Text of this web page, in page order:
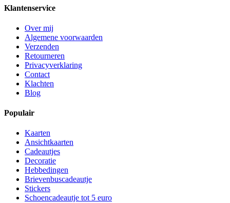
Klantenservice
Over mij
Algemene voorwaarden
Verzenden
Retourneren
Privacyverklaring
Contact
Klachten
Blog
Populair
Kaarten
Ansichtkaarten
Cadeautjes
Decoratie
Hebbedingen
Brievenbuscadeautje
Stickers
Schoencadeautje tot 5 euro